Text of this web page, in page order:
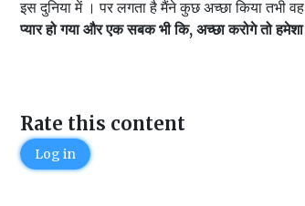
इस दुनिया में । पर लगता है मैंने कुछ अच्छा किया तभी
प्यार हो गया और एक सबक भी कि, अच्छा करोगे तो
Rate this content
Log in